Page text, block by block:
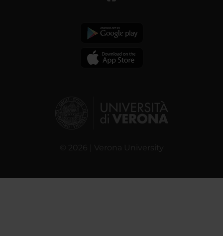
© 2026 | Verona University